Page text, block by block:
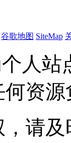
谷歌地图 SiteMap
人
资
请